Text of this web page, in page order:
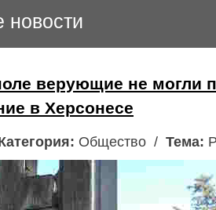
верующие не могли
в Херсонесе
Общество / Тема: